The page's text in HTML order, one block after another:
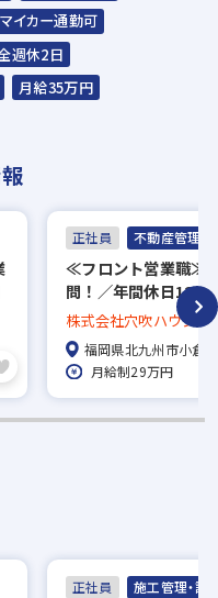
会社
16 赤坂ふく
。
的にご応募くださ
します。
マイカー通勤可
週休2日
月給35万円
正社員 不動産管理・
≪フロント営業職≫
問！／年間休日120
休み／フレックスタ
やすい環境あり
株式会社穴吹ハウジン
福岡県北九州市小倉
月給制29万円
正社員 施工管理・設